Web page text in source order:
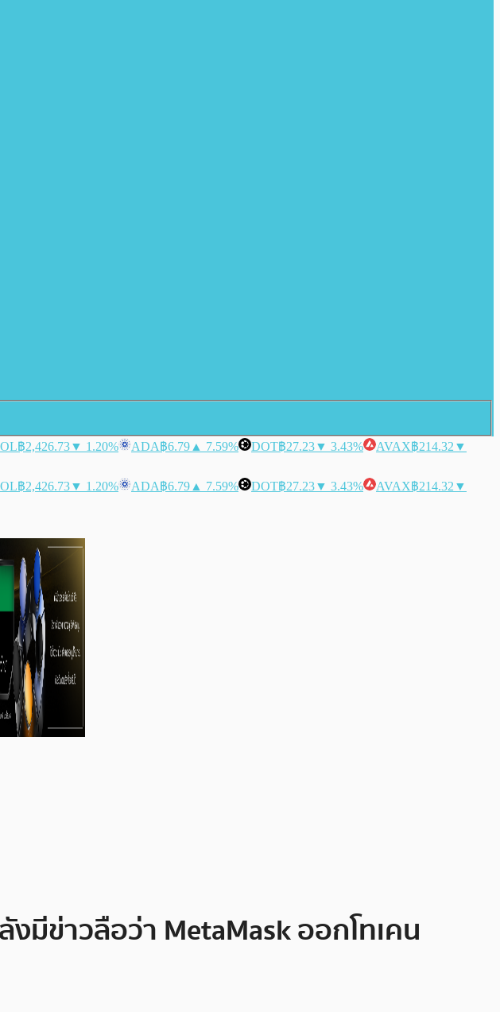
฿2,426.73▼ 1.20% ADA฿6.79 ▲ 7.59% DOT฿27.23▼ 3.43% AVAX฿214.32 ▼
฿2,426.73▼ 1.20% ADA฿6.79 ▲ 7.59% DOT฿27.23▼ 3.43% AVAX฿214.32 ▼
ข่าวลือว่า MetaMask ออกโทเคน